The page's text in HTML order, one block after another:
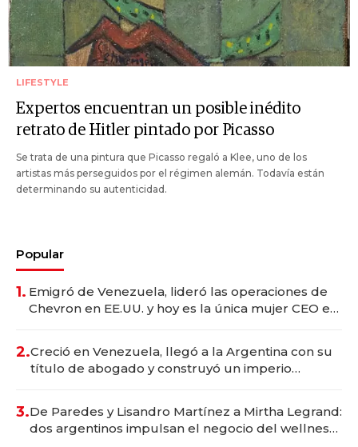
LIFESTYLE
Expertos encuentran un posible inédito
retrato de Hitler pintado por Picasso
Se trata de una pintura que Picasso regaló a Klee, uno de los
artistas más perseguidos por el régimen alemán. Todavía están
determinando su autenticidad.
Popular
1. Emigró de Venezuela, lideró las operaciones de
Chevron en EE.UU. y hoy es la única mujer CEO en
2.Creció en Venezuela, llegó a la Argentina con su
título de abogado y construyó un imperio
3.De Paredes y Lisandro Martínez a Mirtha Legrand:
dos argentinos impulsan el negocio del wellness